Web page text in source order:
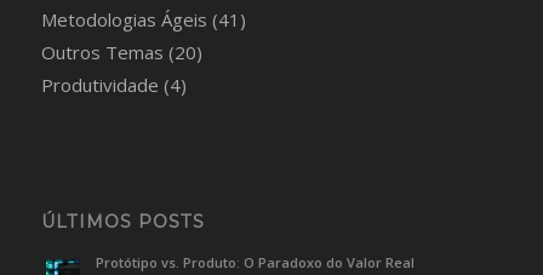
Metodologias Ágeis (41)
Outros Temas (20)
Produtividade (4)
ÚLTIMOS POSTS
Protótipo vs. Produto: O Paradoxo do Valor Real